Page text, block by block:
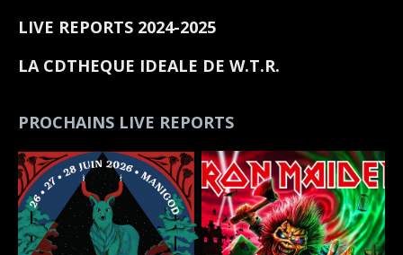
LIVE REPORTS 2024-2025
LA CDTHEQUE IDEALE DE W.T.R.
PROCHAINS LIVE REPORTS